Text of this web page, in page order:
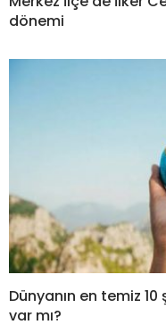
dönemi
Dünyanın en temiz
var mı?